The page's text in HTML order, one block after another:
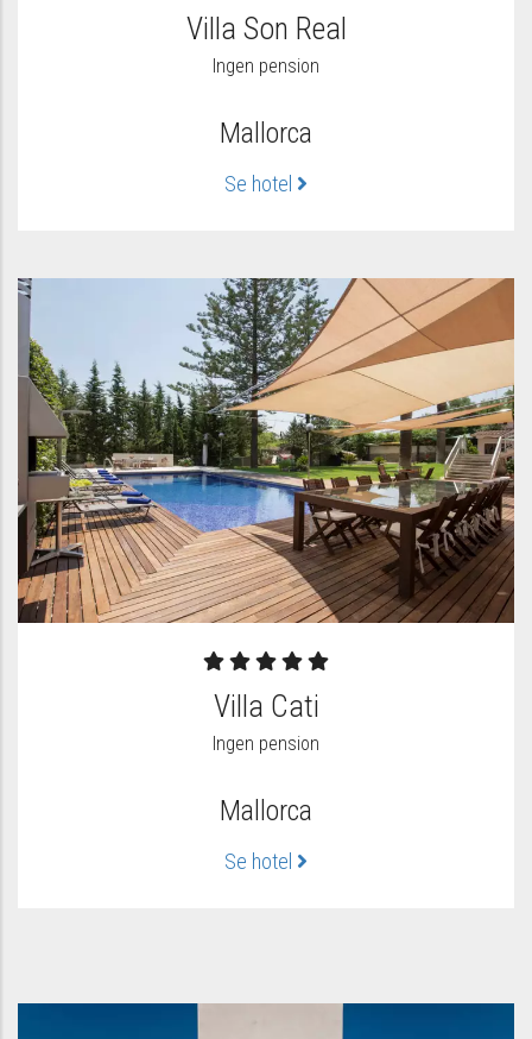
Villa Son Real
Ingen pension
Mallorca
Se hotel
Villa Cati
Ingen pension
Mallorca
Se hotel